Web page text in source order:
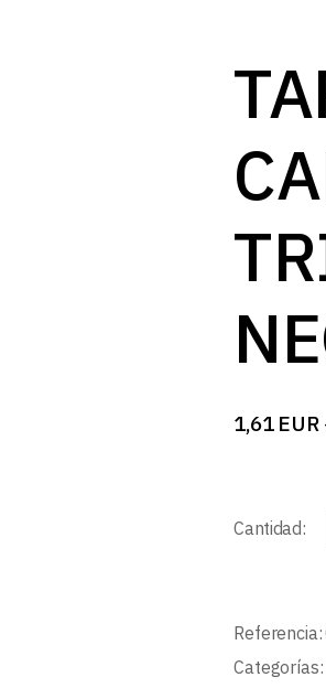
1,61 EUR
Cantidad:
Referencia:
Categorías: